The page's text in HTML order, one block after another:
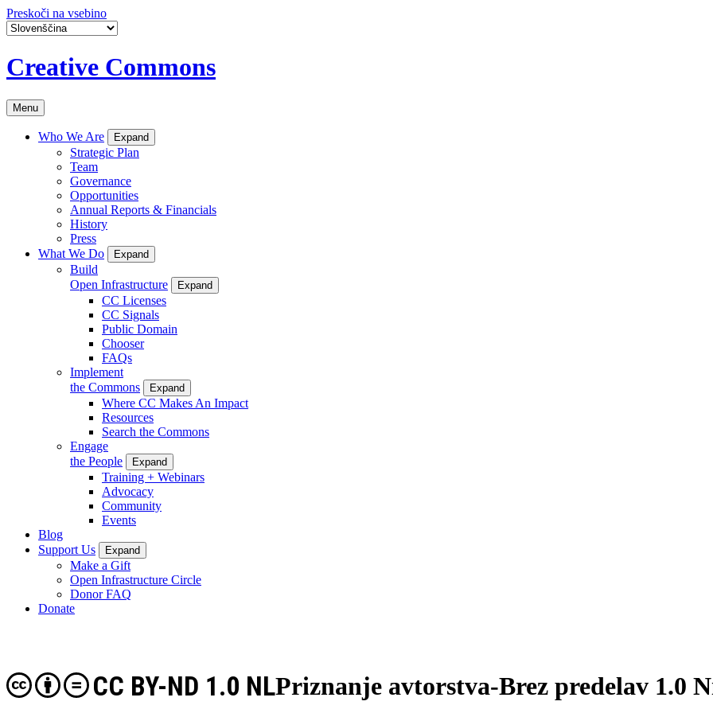
Preskoči na vsebino
Creative Commons
Menu
Who We Are Expand
Strategic Plan
Team
Governance
Opportunities
Annual Reports & Financials
History
Press
What We Do
Expand
Build
Open Infrastructure
Expand
CC Licenses
CC Signals
Public Domain
Chooser
FAQs
Implement
the Commons
Expand
Where CC Makes An Impact
Resources
Search the Commons
Engage
the People
Expand
Training + Webinars
Advocacy
Community
Events
Blog
Support Us
Expand
Make a Gift
Open Infrastructure Circle
Donor FAQ
Donate
Priznanje avtorstva-Brez predelav 1.0
CC BY-ND 1.0 NL